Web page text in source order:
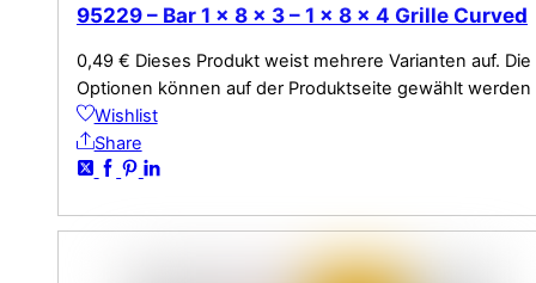
95229 – Bar 1 x 8 x 3 – 1 x 8 x 4 Grille Curved
0,49 € Dieses Produkt weist mehrere Varianten auf. Die
Optionen können auf der Produktseite gewählt werden
Wishlist
Share